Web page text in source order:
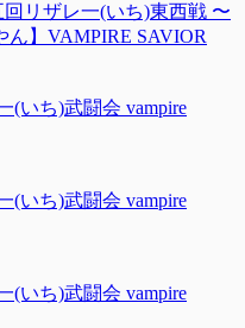
回リザレ一(いち)東西戦 〜
ん】VAMPIRE SAVIOR
(いち)武闘会 vampire
(いち)武闘会 vampire
(いち)武闘会 vampire